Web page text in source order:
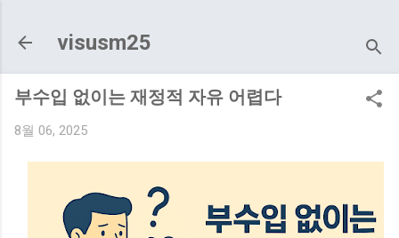
visusm25
부수입 없이는 재정적 자유 어렵다
8월 06, 2025